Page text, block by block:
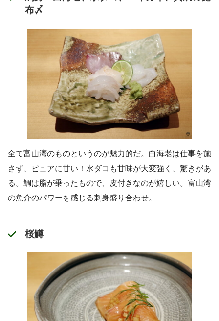
布〆
全て富山湾のものというのが魅力的だ。白海老は仕事を施
さず、ピュアに甘い！水ダコも甘味が大変強く、驚きがあ
る。鯛は脂が乗ったもので、皮付きなのが嬉しい。富山湾
の魚介のパワーを感じる刺身盛り合わせ。
桜鱒